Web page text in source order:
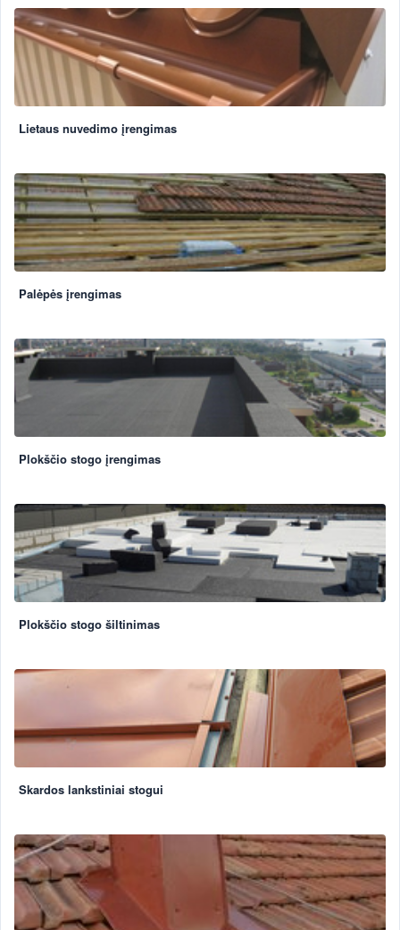
Lietaus nuvedimo įrengimas
Palėpės įrengimas
Plokščio stogo įrengimas
Plokščio stogo šiltinimas
Skardos lankstiniai stogui